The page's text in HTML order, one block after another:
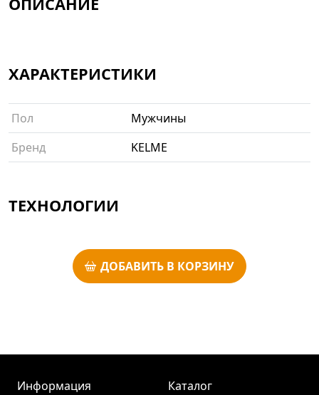
ХАРАКТЕРИСТИКИ
Пол
Мужчины
Бренд
KELME
ТЕХНОЛОГИИ
ДОБАВИТЬ В КОРЗИНУ
Информация
Каталог